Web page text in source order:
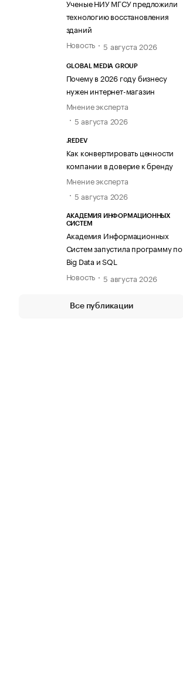
Ученые НИУ МГСУ предложили
технологию восстановления
зданий
Новость
5 августа 2026
GLOBAL MEDIA GROUP
Почему в 2026 году бизнесу
нужен интернет-магазин
Мнение эксперта
5 августа 2026
.REDEV
Как конвертировать ценности
компании в доверие к бренду
Мнение эксперта
5 августа 2026
АКАДЕМИЯ ИНФОРМАЦИОННЫХ
СИСТЕМ
Академия Информационных
Систем запустила программу по
Big Data и SQL
Новость
5 августа 2026
Все публикации